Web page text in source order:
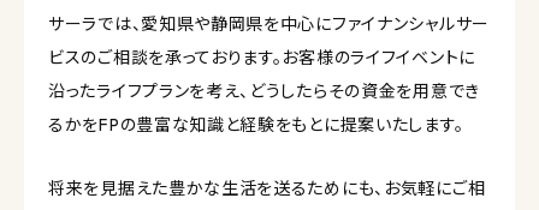
サーラでは、愛知県や静岡県を中心にファイナンシャルサー
ビスのご相談を承っております。お客様のライフイベントに
沿ったライフプランを考え、どうしたらその資金を用意でき
るかをFPの豊富な知識と経験をもとに提案いたします。
将来を見据えた豊かな生活を送るためにも、お気軽にご相